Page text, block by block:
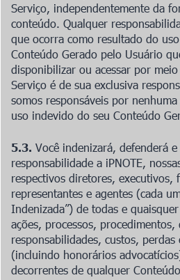
Serviço, independentemente da
conteúdo. Qualquer
que ocorra como resultado do
Conteúdo Gerado pelo Usuário
disponibilizar ou acessar por
Serviço é de sua exclusiva
somos responsáveis por
uso indevido do seu Conteúdo
5.3. Você indenizará, defenderá
responsabilidade a iPNOTE,
respectivos diretores, executivos,
representantes e agentes (cada
Indenizada”) de todas e
ações, processos, procedimentos,
responsabilidades, custos, perdas
(incluindo honorários
decorrentes de qualquer